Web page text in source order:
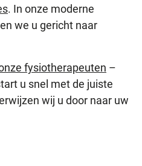
. In onze moderne
we u gericht naar
fysiotherapeuten –
u snel met de juiste
wij u door naar uw